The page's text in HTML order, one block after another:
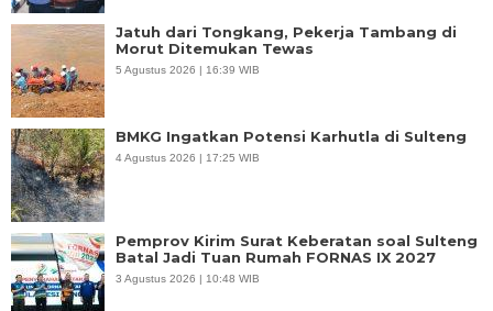
Jatuh dari Tongkang, Pekerja Tambang di
Morut Ditemukan Tewas
5 Agustus 2026 | 16:39 WIB
BMKG Ingatkan Potensi Karhutla di Sulteng
4 Agustus 2026 | 17:25 WIB
Pemprov Kirim Surat Keberatan soal Sulteng
Batal Jadi Tuan Rumah FORNAS IX 2027
3 Agustus 2026 | 10:48 WIB